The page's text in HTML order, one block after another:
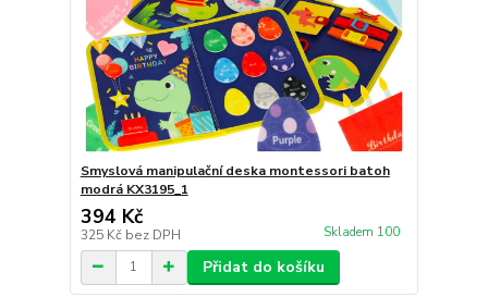
Smyslová manipulační deska montessori batoh
modrá KX3195_1
394 Kč
325 Kč bez DPH Skladem 100
Přidat do košíku